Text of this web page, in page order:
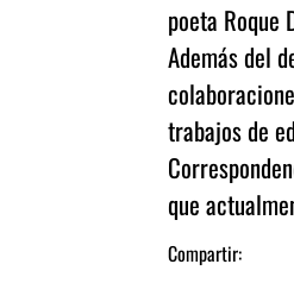
poeta
Además del
trabajos de
que
Compartir: